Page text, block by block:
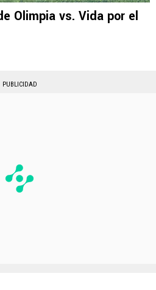
Olimpia vs. Vida por el
PUBLICIDAD